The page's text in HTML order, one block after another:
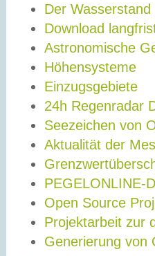
Der Wasserstand
Download
Astronomische
Höhensysteme
Einzugsgebiete
24h Regenradar
Seezeichen von
Aktualität der
PEGELONLINE-
Open Source
Projektarbeit zur
Generierung von